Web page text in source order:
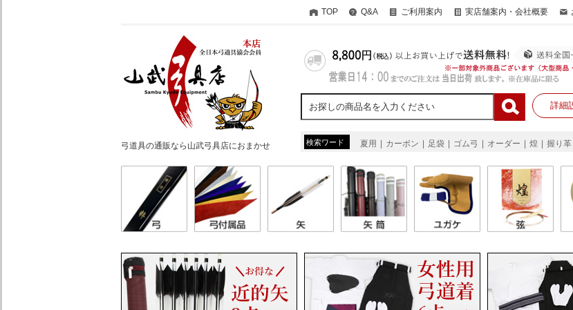
TOP Q&A ご利用案内 実店舗案内・会社概要
弓道具の通販なら山武弓具店におまかせ
詳細
検索ワード 夏用 カーボン 足袋 ゴム弓 オーダー 煌 握り革